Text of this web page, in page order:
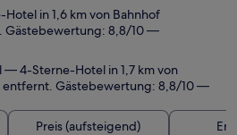
in 1,6 km von Bahnhof
Gästebewertung: 8,8/10 —
— 4-Sterne-Hotel in 1,7 km von
entfernt. Gästebewertung: 8,8/10 —
Preis (aufsteigend)